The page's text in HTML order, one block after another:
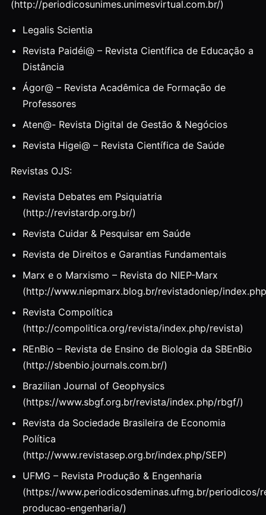
(http://periodicosunimes.unimesvirtual.com.br/)
Legalis Scientia
Revista Paidéi@ – Revista Científica de Educação a
Distância
Ágor@ – Revista Acadêmica de Formação de
Professores
Aten@- Revista Digital de Gestão & Negócios
Revista Higei@ – Revista Científica de Saúde
Revistas OJS:
Revista Debates em Psiquiatria
(http://revistardp.org.br/)
Revista Cuidar & Pesquisar em Saúde
Revista de Direitos e Garantias Fundamentais
Marx e o Marxismo – Revista do NIEP-Marx
(http://www.niepmarx.blog.br/revistadoniep/
Revista Compolítica
(http://compolitica.org/revista/index.php/revista)
REnBio – Revista de Ensino de Biologia da SBEnBio
(http://sbenbio.journals.com.br/)
Brazilian Journal of Geophysics
(https://www.sbgf.org.br/revista/index.php/rbgf/)
Revista da Sociedade Brasileira de Economia
Política
(http://www.revistasep.org.br/index.php/SEP)
UFMG – Revista Produção & Engenharia
(https://www.periodicosdeminas.ufmg.br/periodicos/
producao-engenharia/)